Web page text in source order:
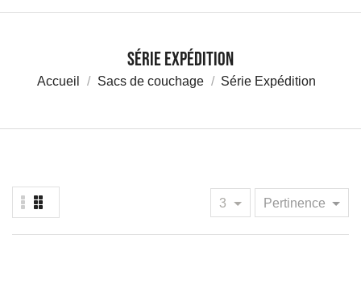
Série Expédition
Accueil Sacs de couchage Série Expédition
3 Pertinence